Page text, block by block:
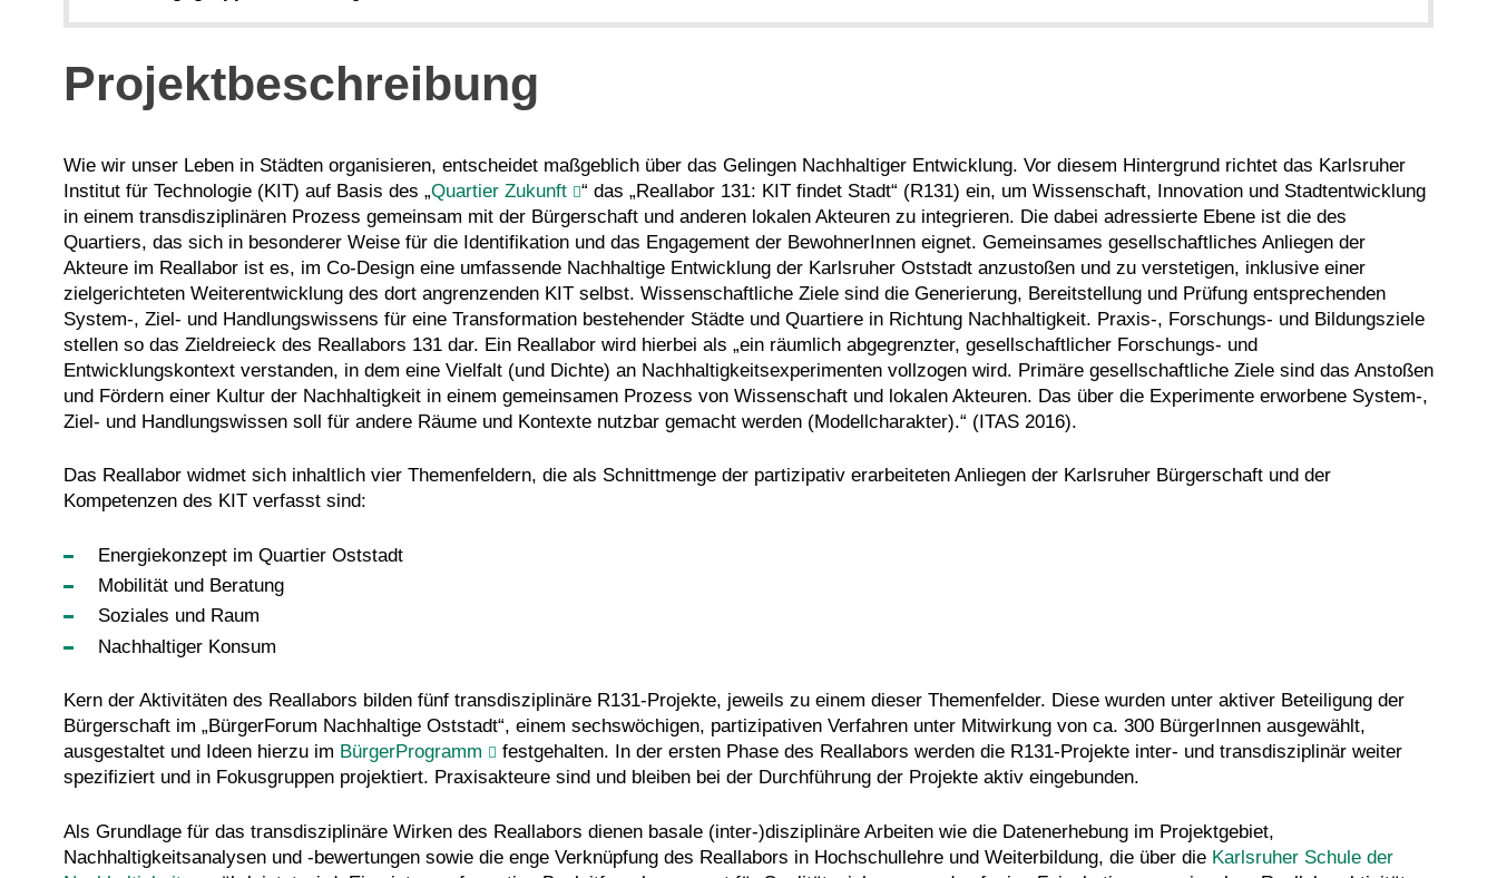
Projektbeschreibung
Wie wir unser Leben in Städten organisieren, entscheidet maßgeblich über das Gelingen Nachhaltiger Entwicklung. Vor diesem Hintergrund richtet das Karlsruher
Institut für Technologie (KIT) auf Basis des „Quartier Zukunft
“ das „Reallabor 131: KIT findet Stadt“ (R131) ein, um Wissenschaft, Innovation und Stadtentwicklung
in einem transdisziplinären Prozess gemeinsam mit der Bürgerschaft und anderen lokalen Akteuren zu integrieren. Die dabei adressierte Ebene ist die des
Quartiers, das sich in besonderer Weise für die Identifikation und das Engagement der BewohnerInnen eignet. Gemeinsames gesellschaftliches Anliegen der
Akteure im Reallabor ist es, im Co-Design eine umfassende Nachhaltige Entwicklung der Karlsruher Oststadt anzustoßen und zu verstetigen, inklusive einer
zielgerichteten Weiterentwicklung des dort angrenzenden KIT selbst. Wissenschaftliche Ziele sind die Generierung, Bereitstellung und Prüfung entsprechenden
System-, Ziel- und Handlungswissens für eine Transformation bestehender Städte und Quartiere in Richtung Nachhaltigkeit. Praxis-, Forschungs- und Bildungsziele
stellen so das Zieldreieck des Reallabors 131 dar. Ein Reallabor wird hierbei als „ein räumlich abgegrenzter, gesellschaftlicher Forschungs- und
Entwicklungskontext verstanden, in dem eine Vielfalt (und Dichte) an Nachhaltigkeitsexperimenten vollzogen wird. Primäre gesellschaftliche Ziele sind das Anstoßen
und Fördern einer Kultur der Nachhaltigkeit in einem gemeinsamen Prozess von Wissenschaft und lokalen Akteuren. Das über die Experimente erworbene System-,
Ziel- und Handlungswissen soll für andere Räume und Kontexte nutzbar gemacht werden (Modellcharakter).“ (ITAS 2016).
Das Reallabor widmet sich inhaltlich vier Themenfeldern, die als Schnittmenge der partizipativ erarbeiteten Anliegen der Karlsruher Bürgerschaft und der
Kompetenzen des KIT verfasst sind:
Energiekonzept im Quartier Oststadt
Mobilität und Beratung
Soziales und Raum
Nachhaltiger Konsum
Kern der Aktivitäten des Reallabors bilden fünf transdisziplinäre R131-Projekte, jeweils zu einem dieser Themenfelder. Diese wurden unter aktiver Beteiligung der
Bürgerschaft im „BürgerForum Nachhaltige Oststadt“, einem sechswöchigen, partizipativen Verfahren unter Mitwirkung von ca. 300 BürgerInnen ausgewählt,
ausgestaltet und Ideen hierzu im BürgerProgramm
festgehalten. In der ersten Phase des Reallabors werden die R131-Projekte inter- und transdisziplinär weiter
spezifiziert und in Fokusgruppen projektiert. Praxisakteure sind und bleiben bei der Durchführung der Projekte aktiv eingebunden.
Als Grundlage für das transdisziplinäre Wirken des Reallabors dienen basale (inter-)disziplinäre Arbeiten wie die Datenerhebung im Projektgebiet,
Nachhaltigkeitsanalysen und -bewertungen sowie die enge Verknüpfung des Reallabors in Hochschullehre und Weiterbildung, die über die Karlsruher Schule der